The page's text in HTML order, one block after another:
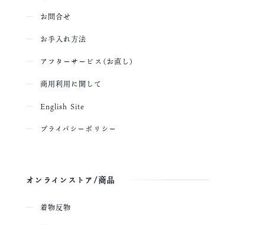
お問合せ
お手入れ方法
アフターサービス（お直し）
商用利用に関して
English Site
プライバシーポリシー
オンラインストア/商品
着物反物